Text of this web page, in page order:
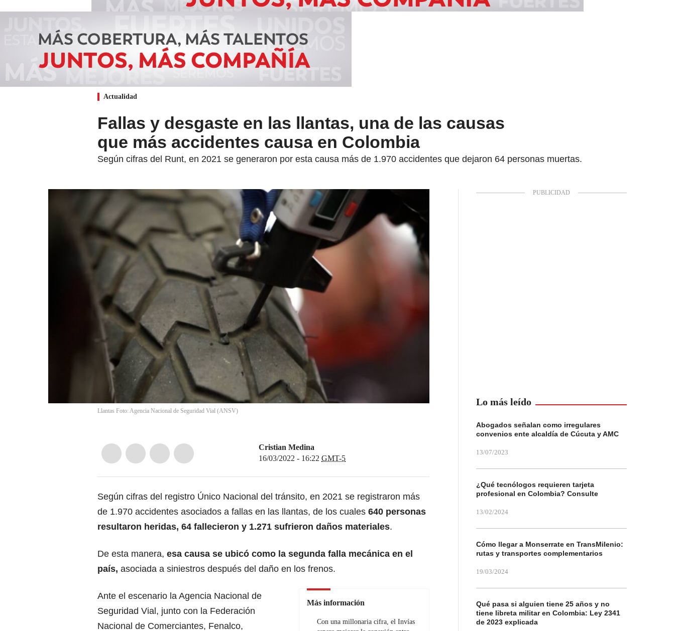
Actualidad
Fallas y desgaste en las llantas, una de las causas
que más accidentes causa en Colombia
Según cifras del Runt, en 2021 se generaron por esta causa más de 1.970 accidentes que dejaron 64 personas muertas.
Llantas Foto: Agencia Nacional de Seguridad Vial (ANSV)
Cristian Medina
16/03/2022 - 16:22 GMT-5
Según cifras del registro Único Nacional del tránsito, en 2021 se registraron más
de 1.970 accidentes asociados a fallas en las llantas, de los cuales 640 personas
resultaron heridas, 64 fallecieron y 1.271 sufrieron daños materiales.
De esta manera, esa causa se ubicó como la segunda falla mecánica en el
país, asociada a siniestros después del daño en los frenos.
Más información
Con una millonaria cifra, el Invías
Ante el escenario la Agencia Nacional de
Seguridad Vial, junto con la Federación
Nacional de Comerciantes, Fenalco,
Lo más leído
Abogados señalan como irregulares
convenios ente alcaldía de Cúcuta y AMC
13/07/2023
¿Qué tecnólogos requieren tarjeta
profesional en Colombia? Consulte
13/02/2024
Cómo llegar a Monserrate en TransMilenio:
rutas y transportes complementarios
19/03/2024
Qué pasa si alguien tiene 25 años y no
tiene libreta militar en Colombia: Ley 2341
de 2023 explicada